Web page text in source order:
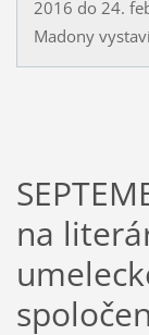
2016 do 24.
Madony
na